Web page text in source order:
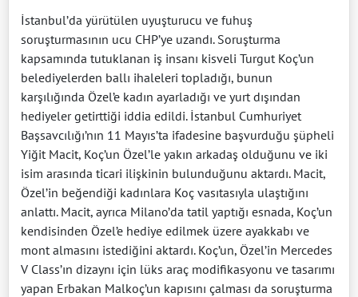
İstanbul’da yürütülen uyuşturucu ve fuhuş
soruşturmasının ucu CHP’ye uzandı. Soruşturma
kapsamında tutuklanan iş insanı kisveli Turgut Koç’un
belediyelerden ballı ihaleleri topladığı, bunun
karşılığında Özel’e kadın ayarladığı ve yurt dışından
hediyeler getirttiği iddia edildi. İstanbul Cumhuriyet
Başsavcılığı’nın 11 Mayıs’ta ifadesine başvurduğu şüpheli
Yiğit Macit, Koç’un Özel’le yakın arkadaş olduğunu ve iki
isim arasında ticari ilişkinin bulunduğunu aktardı. Macit,
Özel’in beğendiği kadınlara Koç vasıtasıyla ulaştığını
anlattı. Macit, ayrıca Milano’da tatil yaptığı esnada, Koç’un
kendisinden Özel’e hediye edilmek üzere ayakkabı ve
mont almasını istediğini aktardı. Koç’un, Özel’in Mercedes
V Class’ın dizaynı için lüks araç modifikasyonu ve tasarımı
yapan Erbakan Malkoç’un kapısını çalması da soruşturma